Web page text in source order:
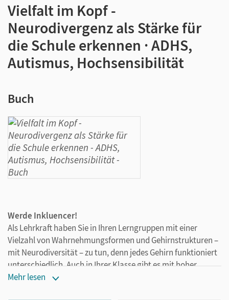
Vielfalt im Kopf -
Neurodivergenz als Stärke für
die Schule erkennen · ADHS,
Autismus, Hochsensibilität
Buch
Werde Inkluencer!
Als Lehrkraft haben Sie in Ihren Lerngruppen mit einer
Vielzahl von Wahrnehmungsformen und Gehirnstrukturen –
mit Neurodiversität – zu tun, denn jedes Gehirn funktioniert
unterschiedlich. Auch in Ihrer Klasse gibt es mit hoher
Wahrscheinlichkeit neurodivergente Kinder. Da das
Mehr lesen